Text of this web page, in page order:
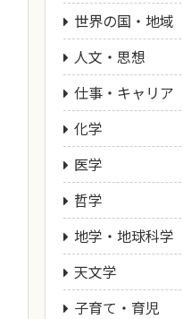
世界の国・地域
人文・思想
仕事・キャリア
化学
医学
哲学
地学・地球科学
天文学
子育て・育児